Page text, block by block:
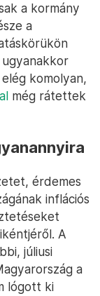
a kormány
a
komolyan,
még rátettek
érdemes
inflációs
A
júliusi
a
lógott ki